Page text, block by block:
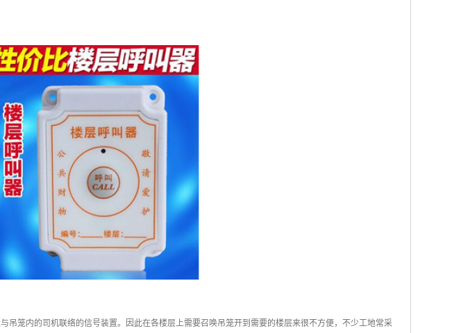
吊笼内的司机联络的信号装置。因此在各楼层上需要召唤吊笼开到需要的楼层来很不方便，不少工地常采